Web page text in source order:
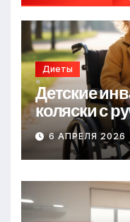
Диеты
Детские
коляски с
6 АПРЕЛЯ 2026